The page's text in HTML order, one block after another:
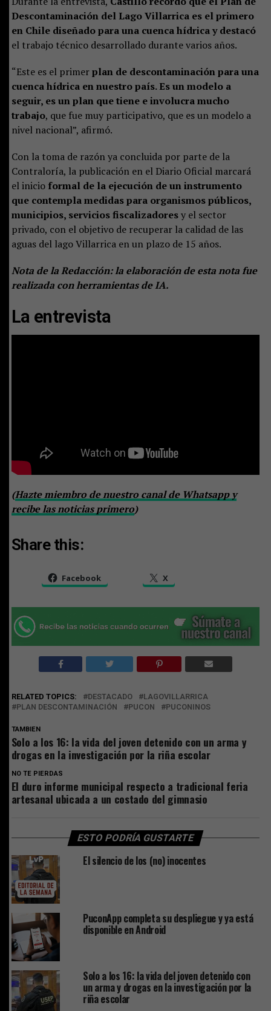
Descontaminación del Lago Villarrica es el primero
en Chile diseñado para una cuenca hídrica y destacó
el trabajo técnico desarrollado durante varios años.
“Este es el primerplan de descontaminación para una
cuenca hídrica en nuestro país. Es un modelo a
seguir, es un plan que tiene e involucra mucho
trabajo, que fue muy participativo, que es un modelo a
nivel nacional”, afirmó.
Con la toma de razón ya concluida por parte de la
Contraloría, la publicación en el Diario Oficial marcará
el inicio formal de la ejecución de un instrumento
que contempla medidas para organismos públicos,
municipios, servicios fiscalizadoresy el sector
privado, con el objetivo de recuperar la calidad de las
aguas del lago Villarrica en un plazo de 15 años.
Nota de la Redacción: la elaboración de esta nota fue
realizada con herramientas de IA.
La entrevista
(Hazte miembro de nuestro canal de Whatsapp y
recibe las noticias primero)
Share this:
Facebook X
RELATED TOPICS: DESTACADO
LAGOVILLARRICA
PLAN DESCONTAMINACIÓN
PUCON PUCONINOS
TAMBIEN
Solo a los 16: la vida del joven detenido con un arma y
drogas en la investigación por la riña escolar
NO TE PIERDAS
El duro informe municipal respecto a tradicional feria
artesanal ubicada a un costado del gimnasio
ESTO PODRÍA GUSTARTE
El silencio de los (no) inocentes
PuconApp completa su despliegue y ya está
disponible en Android
Solo a los 16: la vida del joven detenido con
un arma y drogas en la investigación por la
riña escolar